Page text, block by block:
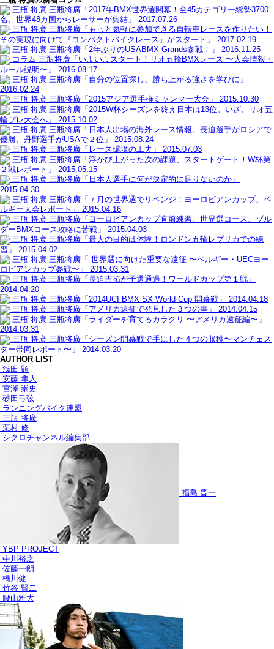
三瓶 将廣 三瓶将廣「2017年BMX世界選開幕！全45カテゴリー総勢3700
名、世界48カ国からレーサーが集結」
2017.07.26
三瓶 将廣 三瓶将廣「もっと気軽に参加できる自転車レースを作りたい！
その実現に向けて『コンパクトバイクレース』がスタート」
2017.02.19
三瓶 将廣 三瓶将廣「2年ぶりのUSABMX Grands参戦！」
2016.11.25
コラム 三瓶将廣「いよいよスタート！リオ五輪BMXレース 〜大会情報・
ルール説明〜」
2016.08.17
三瓶 将廣 三瓶将廣「自分の位置探し、勝ち上がる強さを学びに」
2016.02.24
三瓶 将廣 三瓶将廣「2015アジア選手権ミャンマー大会」
2015.10.30
三瓶 将廣 三瓶将廣「2015W杯シーズンを終え日本は13位。いざ、リオ五
輪プレ大会へ」
2015.10.02
三瓶 将廣 三瓶将廣「日本人出場の海外レース情報。長迫選手がロシアで
優勝、丹野選手がUSAで２位」
2015.08.24
三瓶 将廣 三瓶将廣「レース環境の工夫」
2015.07.03
三瓶 将廣 三瓶将廣「浮かび上がった次の課題、スタートゲート！W杯第
２戦レポート」
2015.05.15
三瓶 将廣 三瓶将廣「日本人選手に何が決定的に足りないのか」
2015.04.30
三瓶 将廣 三瓶将廣「７月の世界選でリベンジ！ヨーロピアンカップ、ベ
ルギー大会レポート」
2015.04.16
三瓶 将廣 三瓶将廣「ヨーロピアンカップ直前練習。世界選コース、ゾル
ダーBMXコース攻略に苦戦」
2015.04.03
三瓶 将廣 三瓶将廣「最大の目的は体験！ロンドン五輪レプリカでの練
習」
2015.04.02
三瓶 将廣 三瓶将廣「 世界選に向けた重要な遠征 〜ベルギー・UECヨー
ロピアンカップ参戦〜」
2015.03.31
三瓶 将廣 三瓶将廣「長迫吉拓が予選通過！ワールドカップ第１戦」
2014.04.20
三瓶 将廣 三瓶将廣「2014UCI BMX SX World Cup 開幕戦」
2014.04.18
三瓶 将廣 三瓶将廣「アメリカ遠征で発見した３つの事」
2014.04.15
三瓶 将廣 三瓶将廣「ライダーを育てるカラクリ 〜アメリカ遠征編〜」
2014.03.31
三瓶 将廣 三瓶将廣「シーズン開幕戦で手にした４つの収穫〜マンチェス
ター帯同レポート〜」
2014.03.20
AUTHOR LIST
浅田 顕
安藤 隼人
宮澤 崇史
砂田弓弦
ランニングバイク連盟
三瓶 将廣
栗村 修
シクロチャンネル編集部
福島 晋一
YBP PROJECT
中川裕之
佐藤一朗
橋川健
竹谷 賢二
腰山雅大